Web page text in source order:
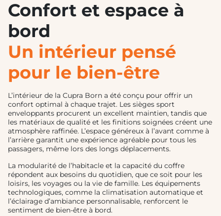
Confort et espace à
bord
Un intérieur pensé
pour le bien-être
L’intérieur de la Cupra Born a été conçu pour offrir un
confort optimal à chaque trajet. Les sièges sport
enveloppants procurent un excellent maintien, tandis que
les matériaux de qualité et les finitions soignées créent une
atmosphère raffinée. L’espace généreux à l’avant comme à
l’arrière garantit une expérience agréable pour tous les
passagers, même lors des longs déplacements.
La modularité de l’habitacle et la capacité du coffre
répondent aux besoins du quotidien, que ce soit pour les
loisirs, les voyages ou la vie de famille. Les équipements
technologiques, comme la climatisation automatique et
l’éclairage d’ambiance personnalisable, renforcent le
sentiment de bien-être à bord.